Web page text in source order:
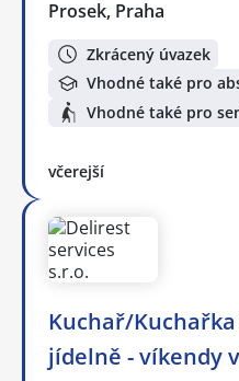
Prosek, Praha
Zkrácený úvazek
Vhodné také pro
Vhodné také pro
včerejší
Kuchař/
jídelně - víkendy